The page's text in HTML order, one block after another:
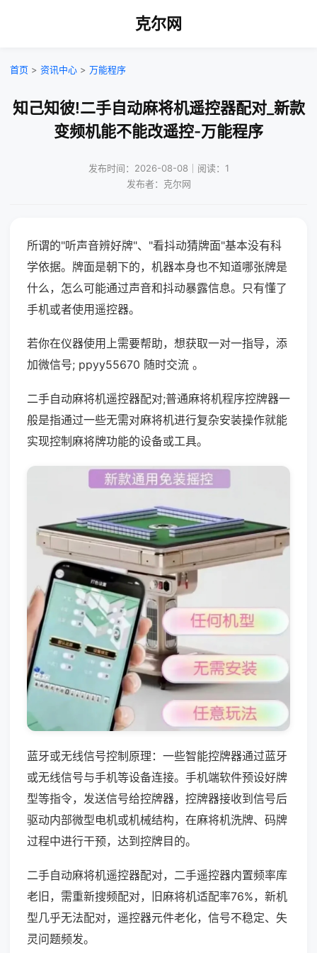
克尔网
首页 > 资讯中心 > 万能程序
知己知彼!二手自动麻将机遥控器配对_新款
变频机能不能改遥控-万能程序
发布时间：2026-08-08｜阅读：1
发布者：克尔网
所谓的"听声音辨好牌"、"看抖动猜牌面"基本没有科
学依据。牌面是朝下的，机器本身也不知道哪张牌是
什么，怎么可能通过声音和抖动暴露信息。只有懂了
手机或者使用遥控器。
若你在仪器使用上需要帮助，想获取一对一指导，添
加微信号; ppyy55670 随时交流 。
二手自动麻将机遥控器配对;普通麻将机程序控牌器一
般是指通过一些无需对麻将机进行复杂安装操作就能
实现控制麻将牌功能的设备或工具。
蓝牙或无线信号控制原理：一些智能控牌器通过蓝牙
或无线信号与手机等设备连接。手机端软件预设好牌
型等指令，发送信号给控牌器，控牌器接收到信号后
驱动内部微型电机或机械结构，在麻将机洗牌、码牌
过程中进行干预，达到控牌目的。
二手自动麻将机遥控器配对，二手遥控器内置频率库
老旧，需重新搜频配对，旧麻将机适配率76%，新机
型几乎无法配对，遥控器元件老化，信号不稳定、失
灵问题频发。